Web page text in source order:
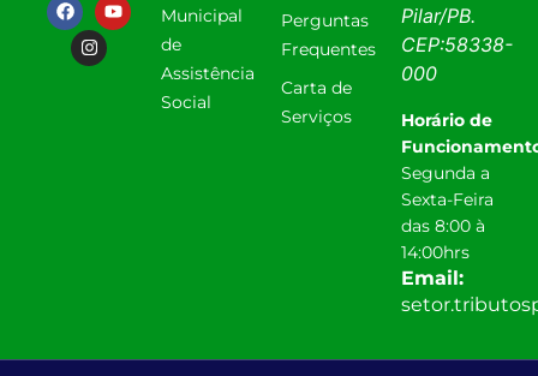
Municipal
de
Assistência
Social
Perguntas
Frequentes
Carta de
Serviços
Pilar/PB.
CEP:58338-
000
Horário de
Segunda a
Sexta-Feira
das 8:00 à
14:00hrs
Email: